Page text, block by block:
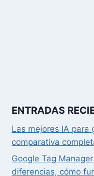
ENTRADAS
Las mejores IA para
comparativa
Google Tag
diferencias, cómo